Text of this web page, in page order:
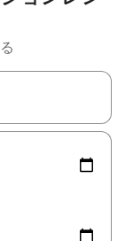
使って移動するか